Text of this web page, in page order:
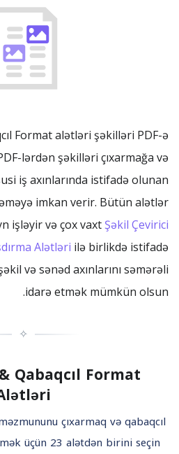
Format alətləri şəkilləri PDF-ə
lərdən şəkilləri çıxarmağa və
iş axınlarında istifadə olunan
imkan verir. Bütün alətlər
işləyir və çox vaxt Şəkil Çevirici
Alətləri ilə birlikdə istifadə
və sənəd axınlarını səmərəli
idarə etmək mümkün olsun.
✧
Qabaqcıl Format
çıxarmaq və qabaqcıl
üçün 23 alətdən birini seçin.